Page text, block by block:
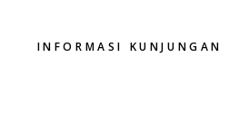
INFORMASI KUNJUNGAN